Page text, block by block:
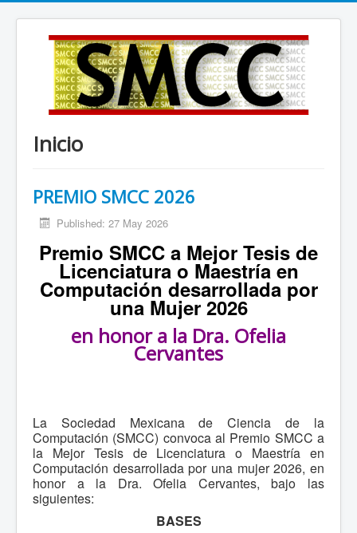
Inicio
PREMIO SMCC 2026
Published: 27 May 2026
Premio SMCC a Mejor Tesis de
Licenciatura o Maestría en
Computación desarrollada por
una Mujer 2026
en honor a la Dra. Ofelia
Cervantes
La Sociedad Mexicana de Ciencia de la
Computación (SMCC) convoca al Premio SMCC a
la Mejor Tesis de Licenciatura o Maestría en
Computación desarrollada por una mujer 2026, en
honor a la Dra. Ofelia Cervantes, bajo las
siguientes:
BASES